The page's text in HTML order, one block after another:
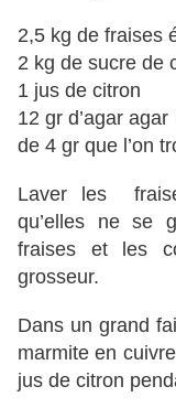
2,5 kg de fraises
2 kg de sucre de
1 jus de citron
12 gr d’agar
de 4 gr que l’on
Laver les
qu’elles ne se
fraises et les
grosseur.
Dans un grand
marmite en
jus de citron